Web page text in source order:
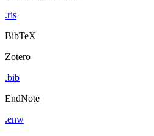
.ris
BibTeX
Zotero
.bib
EndNote
.enw